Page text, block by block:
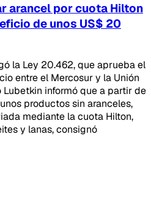
arancel por cuota Hilton
de unos US$ 20
la Ley 20.462, que aprueba el
entre el Mercosur y la Unión
informó que a partir de
productos sin aranceles,
mediante la cuota Hilton,
y lanas, consignó